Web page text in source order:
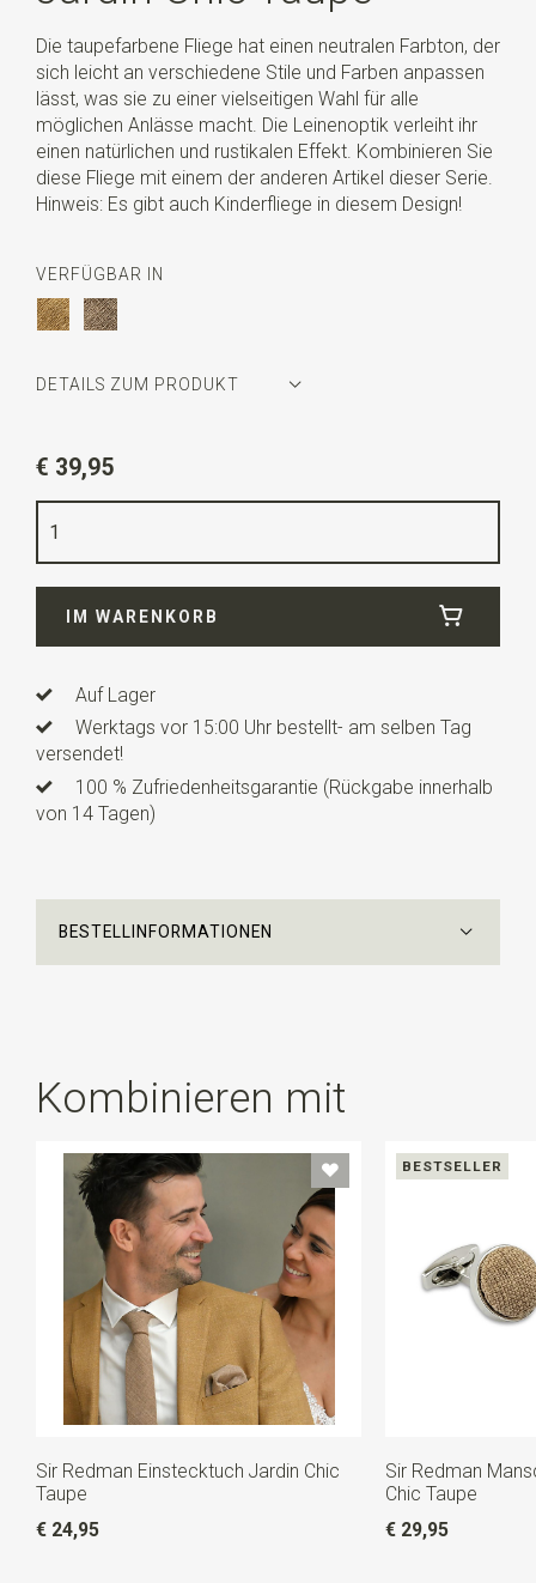
Die taupefarbene Fliege hat einen neutralen Farbton, der
sich leicht an verschiedene Stile und Farben anpassen
lässt, was sie zu einer vielseitigen Wahl für alle
möglichen Anlässe macht. Die Leinenoptik verleiht ihr
einen natürlichen und rustikalen Effekt. Kombinieren Sie
diese Fliege mit einem der anderen Artikel dieser Serie.
Hinweis: Es gibt auch Kinderfliege in diesem Design!
VERFÜGBAR IN
DETAILS ZUM PRODUKT
Farbe
Qualität
Länge 12 cm
verstellbaren Bändchen.
€ 39,95
IM WARENKORB
Auf Lager
Werktags vor 15:00 Uhr bestellt- am selben Tag
versendet!
100 % Zufriedenheitsgarantie (Rückgabe innerhalb
von 14 Tagen)
BESTELLINFORMATIONEN
Kombinieren mit
Sir Redman Einstecktuch Jardin Chic
Taupe
€ 24,95
BESTSELLER
Sir Redman
Chic Taupe
€ 29,95